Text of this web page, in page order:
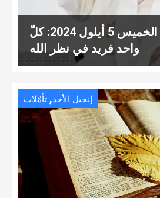
عناوين نشرة الخميس 5 أيلول 2024: كلّ
واحد فريد في نظر الله
إنجيل الأحد, تأمّلات